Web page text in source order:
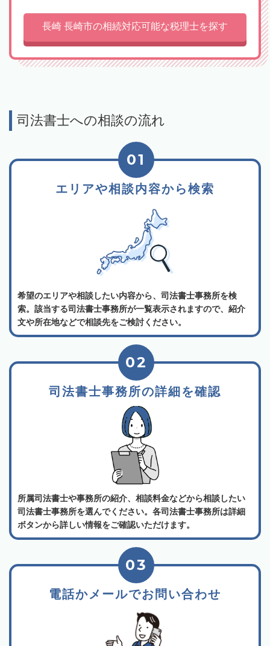
長崎 長崎市の相続対応可能な税理士を探す
司法書士への相談の流れ
エリアや相談内容から検索
01
希望のエリアや相談したい内容から、司法書士事務所を検
索。該当する司法書士事務所が一覧表示されますので、紹介
文や所在地などで相談先をご検討ください。
司法書士事務所の詳細を確認
02
所属司法書士や事務所の紹介、相談料金などから相談したい
司法書士事務所を選んでください。各司法書士事務所は詳細
ボタンから詳しい情報をご確認いただけます。
電話かメールでお問い合わせ
03